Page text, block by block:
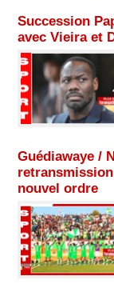
Succession
avec Vieira et
Guédiawaye /
nouvel ordre